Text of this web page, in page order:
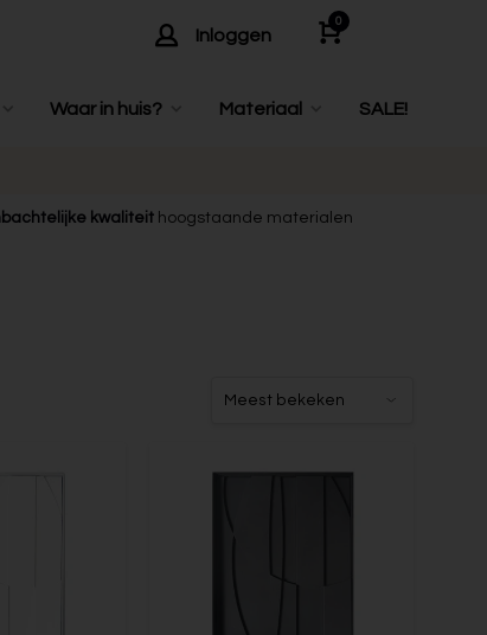
Inloggen
0
Waar in huis? Materiaal SALE!
kwaliteit hoogstaande materialen